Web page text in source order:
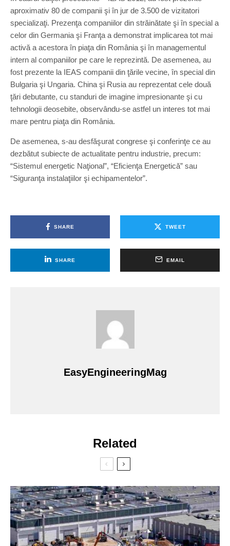
aproximativ 80 de companii şi în jur de 3.500 de vizitatori
specializaţi. Prezenţa companiilor din străinătate şi în special a
celor din Germania şi Franţa a demonstrat implicarea tot mai
activă a acestora în piaţa din România şi în managementul
intern al companiilor pe care le reprezintă. De asemenea, au
fost prezente la IEAS companii din ţările vecine, în special din
Bulgaria şi Ungaria. China şi Rusia au reprezentat cele două
ţări debutante, cu standuri de imagine impresionante şi cu
tehnologii deosebite, observându-se astfel un interes tot mai
mare pentru piaţa din România.
De asemenea, s-au desfăşurat congrese şi conferinţe ce au
dezbătut subiecte de actualitate pentru industrie, precum:
“Sistemul energetic Naţional”, “Eficienţa Energetică” sau
“Siguranţa instalaţiilor şi echipamentelor”.
SHARE TWEET
SHARE EMAIL
EasyEngineeringMag
Related